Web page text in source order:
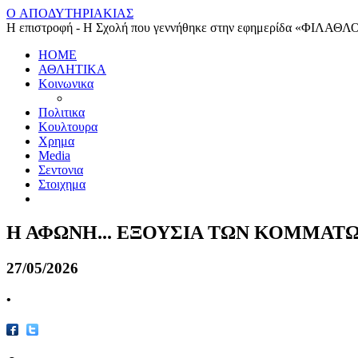
O ΑΠΟΔΥΤΗΡΙΑΚΙΑΣ
Η επιστροφή - Η Σχολή που γεννήθηκε στην εφημερίδα
HOME
ΑΘΛΗΤΙΚΑ
Κοινωνικα
Πολιτικα
Κουλτουρα
Χρημα
Media
Σεντονια
Στοιχημα
Η ΑΦΩΝΗ... ΕΞΟΥΣΙΑ ΤΩΝ
27/05/2026
•